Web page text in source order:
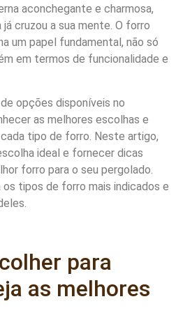
aconchegante e charmosa,
cruzou a sua mente. O forro
um papel fundamental, não só
em termos de funcionalidade e
opções disponíveis no
as melhores escolhas e
tipo de forro. Neste artigo,
ideal e fornecer dicas
forro para o seu pergolado.
tipos de forro mais indicados e
para
as melhores